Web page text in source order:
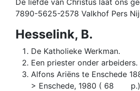
7890-5625-2578 Valkhof Pers
Hesselink, B.
De Katholieke Werkman.
Een priester onder arbeiders.
Alfons Ariëns te Enschede
> Enschede, 1980 ( 68